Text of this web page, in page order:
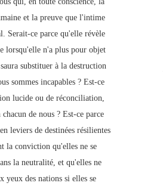
et la preuve que l'intime
Serait-ce parce qu'elle révèle
lorsqu'elle n'a plus pour objet
substituer à la destruction
sommes incapables ? Est-ce
lucide ou de réconciliation,
de nous ? Est-ce parce
leviers de destinées résilientes
la conviction qu'elles ne se
la neutralité, et qu'elles ne
yeux des nations si elles se